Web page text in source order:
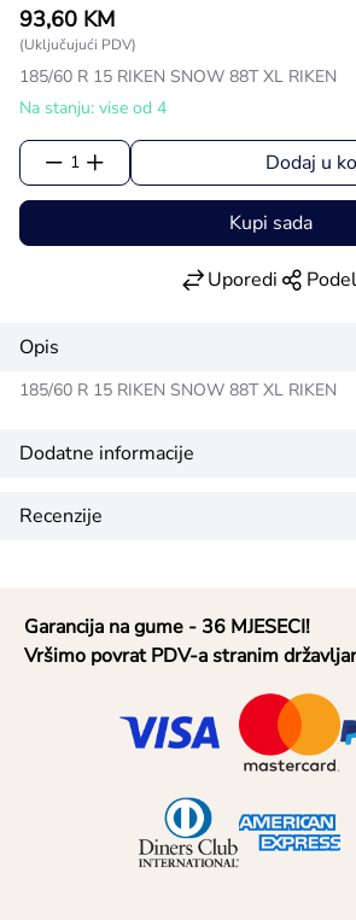
93,60 KM
(Uključujući PDV)
185/60 R 15 RIKEN SNOW 88T XL RIKEN
Na stanju: vise od 4
1 Dodaj u
Kupi sada
Uporedi
Opis
185/60 R 15 RIKEN SNOW 88T XL RIKEN
Dodatne informacije
Recenzije
Garancija na gume - 36 MJESECI!
Vršimo povrat PDV-a stranim